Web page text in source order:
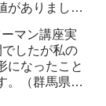
がありまし
マン講座実
したが私の
になったこと
。（群馬県高